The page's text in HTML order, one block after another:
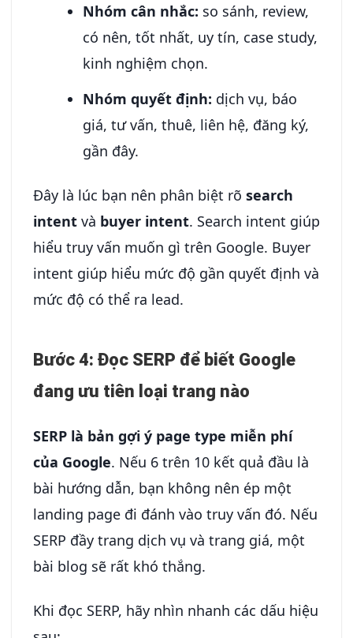
Nhóm cân nhắc: so sánh, review,
có nên, tốt nhất, uy tín, case study,
kinh nghiệm chọn.
Nhóm quyết định: dịch vụ, báo
giá, tư vấn, thuê, liên hệ, đăng ký,
gần đây.
Đây là lúc bạn nên phân biệt rõ search
intent và buyer intent. Search intent giúp
hiểu truy vấn muốn gì trên Google. Buyer
intent giúp hiểu mức độ gần quyết định và
mức độ có thể ra lead.
Bước 4: Đọc SERP để biết Google
đang ưu tiên loại trang nào
SERP là bản gợi ý page type miễn phí
của Google. Nếu 6 trên 10 kết quả đầu là
bài hướng dẫn, bạn không nên ép một
landing page đi đánh vào truy vấn đó. Nếu
SERP đầy trang dịch vụ và trang giá, một
bài blog sẽ rất khó thắng.
Khi đọc SERP, hãy nhìn nhanh các dấu hiệu